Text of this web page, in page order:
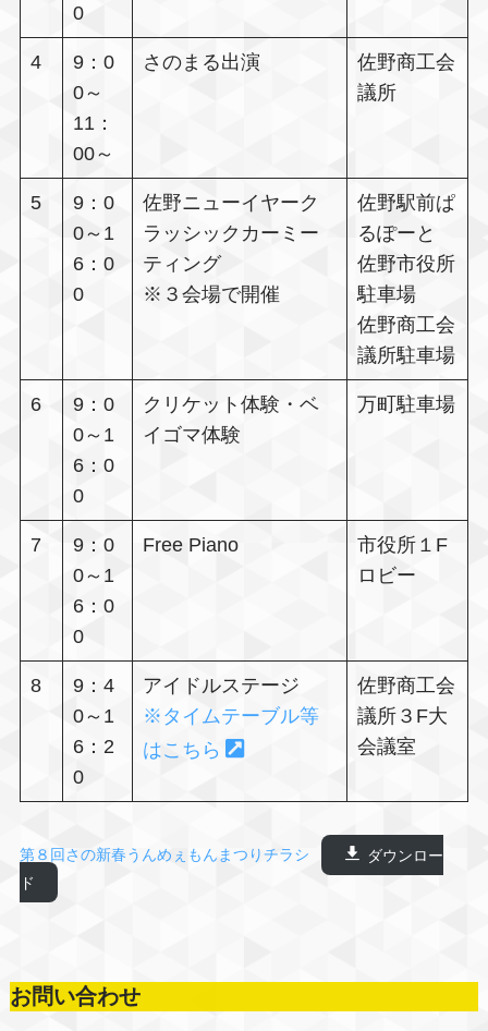
0
4
9：0
0～
11：
00～
さのまる出演
佐野商工会
議所
5
9：0
0～1
6：0
0
佐野ニューイヤーク
ラッシックカーミー
ティング
※３会場で開催
佐野駅前ぱ
るぽーと
佐野市役所
駐車場
佐野商工会
議所駐車場
6
9：0
0～1
6：0
0
クリケット体験・ベ
イゴマ体験
万町駐車場
7
9：0
0～1
6：0
0
Free Piano
市役所１F
ロビー
8
9：4
0～1
6：2
0
アイドルステージ
※タイムテーブル等
はこちら
佐野商工会
議所３F大
会議室
第８回さの新春うんめぇもんまつりチラシ
ダウンロー
ド
お問い合わせ